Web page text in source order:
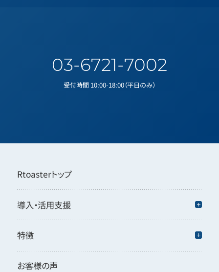
03-6721-7002
受付時間 10:00-18:00（平日のみ）
Rtoasterトップ
導入・活用支援
特徴
お客様の声